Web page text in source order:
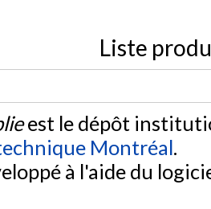
Liste
est le dépôt
Montréal.
à l'aide du